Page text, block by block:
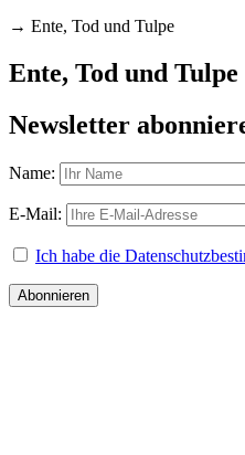
→ Ente, Tod und Tulpe
Ente, Tod und Tulpe
Newsletter
Name:
E-Mail:
Ich habe die